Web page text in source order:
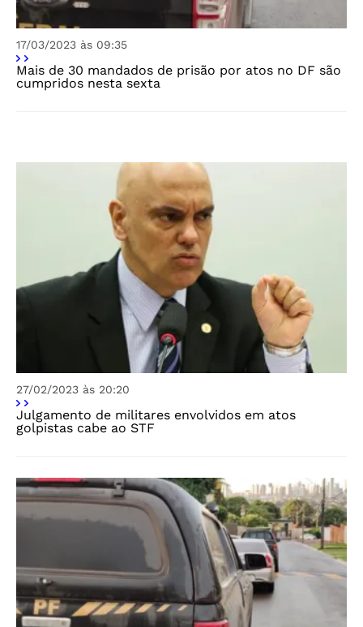
17/03/2023 às 09:35
Mais de 30 mandados de prisão por atos no DF são
cumpridos nesta sexta
27/02/2023 às 20:20
Julgamento de militares envolvidos em atos
golpistas cabe ao STF